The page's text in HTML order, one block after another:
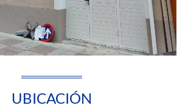
UBICACIÓN